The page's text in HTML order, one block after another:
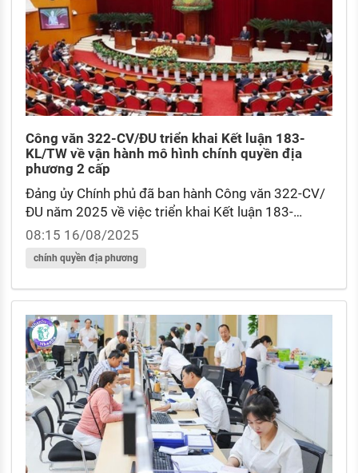
Công văn 322-CV/ĐU triển khai Kết luận 183-
KL/TW về vận hành mô hình chính quyền địa
phương 2 cấp
Đảng ủy Chính phủ đã ban hành Công văn 322-CV/
ĐU năm 2025 về việc triển khai Kết luận 183-
KL/TW năm 2025 về vận hành mô hình chính quyền
địa phương 2 cấp.
08:15 16/08/2025
chính quyền địa phương